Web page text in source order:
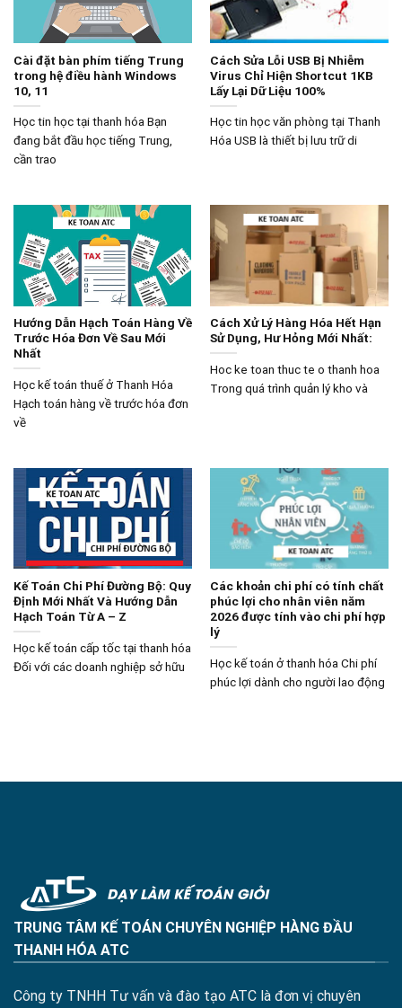
Cài đặt bàn phím tiếng Trung
trong hệ điều hành Windows
10, 11
Học tin học tại thanh hóa Bạn
đang bắt đầu học tiếng Trung,
cần trao
Cách Sửa Lỗi USB Bị Nhiễm
Virus Chỉ Hiện Shortcut 1KB
Lấy Lại Dữ Liệu 100%
Học tin học văn phòng tại Thanh
Hóa USB là thiết bị lưu trữ di
Hướng Dẫn Hạch Toán Hàng Về
Trước Hóa Đơn Về Sau Mới
Nhất
Học kế toán thuế ở Thanh Hóa
Hạch toán hàng về trước hóa đơn
về
Cách Xử Lý Hàng Hóa Hết Hạn
Sử Dụng, Hư Hỏng Mới Nhất:
Hoc ke toan thuc te o thanh hoa
Trong quá trình quản lý kho và
Kế Toán Chi Phí Đường Bộ: Quy
Định Mới Nhất Và Hướng Dẫn
Hạch Toán Từ A – Z
Học kế toán cấp tốc tại thanh hóa
Đối với các doanh nghiệp sở hữu
Các khoản chi phí có tính chất
phúc lợi cho nhân viên năm
2026 được tính vào chi phí hợp
lý
Học kế toán ở thanh hóa Chi phí
phúc lợi dành cho người lao động
TRUNG TÂM KẾ TOÁN CHUYÊN NGHIỆP HÀNG ĐẦU
THANH HÓA ATC
Công ty TNHH Tư vấn và đào tạo ATC là đơn vị chuyên